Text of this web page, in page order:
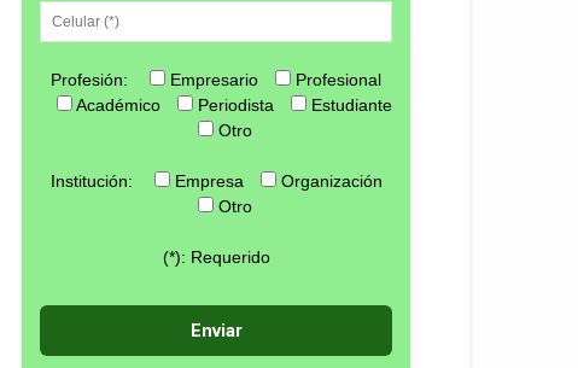
Profesión: Empresario
Profesional
Académico
Periodista
Estudiante
Otro
Institución: Empresa
Organización
Otro
(*): Requerido